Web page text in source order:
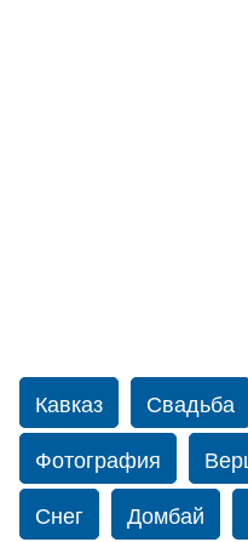
Кавказ Свадьба
Фотография
Снег
Домбай